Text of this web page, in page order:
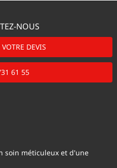
NOUS
DEVIS
61 55
soin méticuleux et d'une